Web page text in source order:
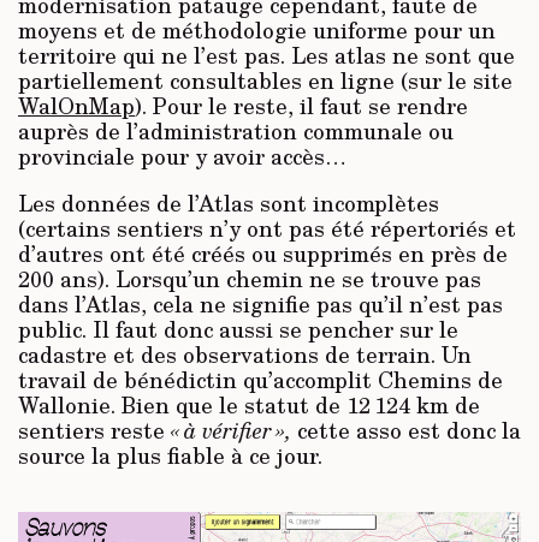
moyens et de méthodologie uniforme pour un
territoire qui ne l’est pas. Les atlas ne sont que
partiellement consultables en ligne (sur le site
WalOnMap). Pour le reste, il faut se rendre
auprès de l’administration communale ou
provinciale pour y avoir accès…
Les données de l’Atlas sont incomplètes
(certains sentiers n’y ont pas été répertoriés et
d’autres ont été créés ou supprimés en près de
200 ans). Lorsqu’un chemin ne se trouve pas
dans l’Atlas, cela ne signifie pas qu’il n’est pas
public. Il faut donc aussi se pencher sur le
cadastre et des observations de terrain. Un
travail de bénédictin qu’accomplit Chemins de
Wallonie. Bien que le statut de 12 124 km de
sentiers reste « à vérifier », cette asso est donc la
source la plus fiable à ce jour.